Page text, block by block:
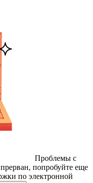
Проблемы с
попробуйте еще
по электронной